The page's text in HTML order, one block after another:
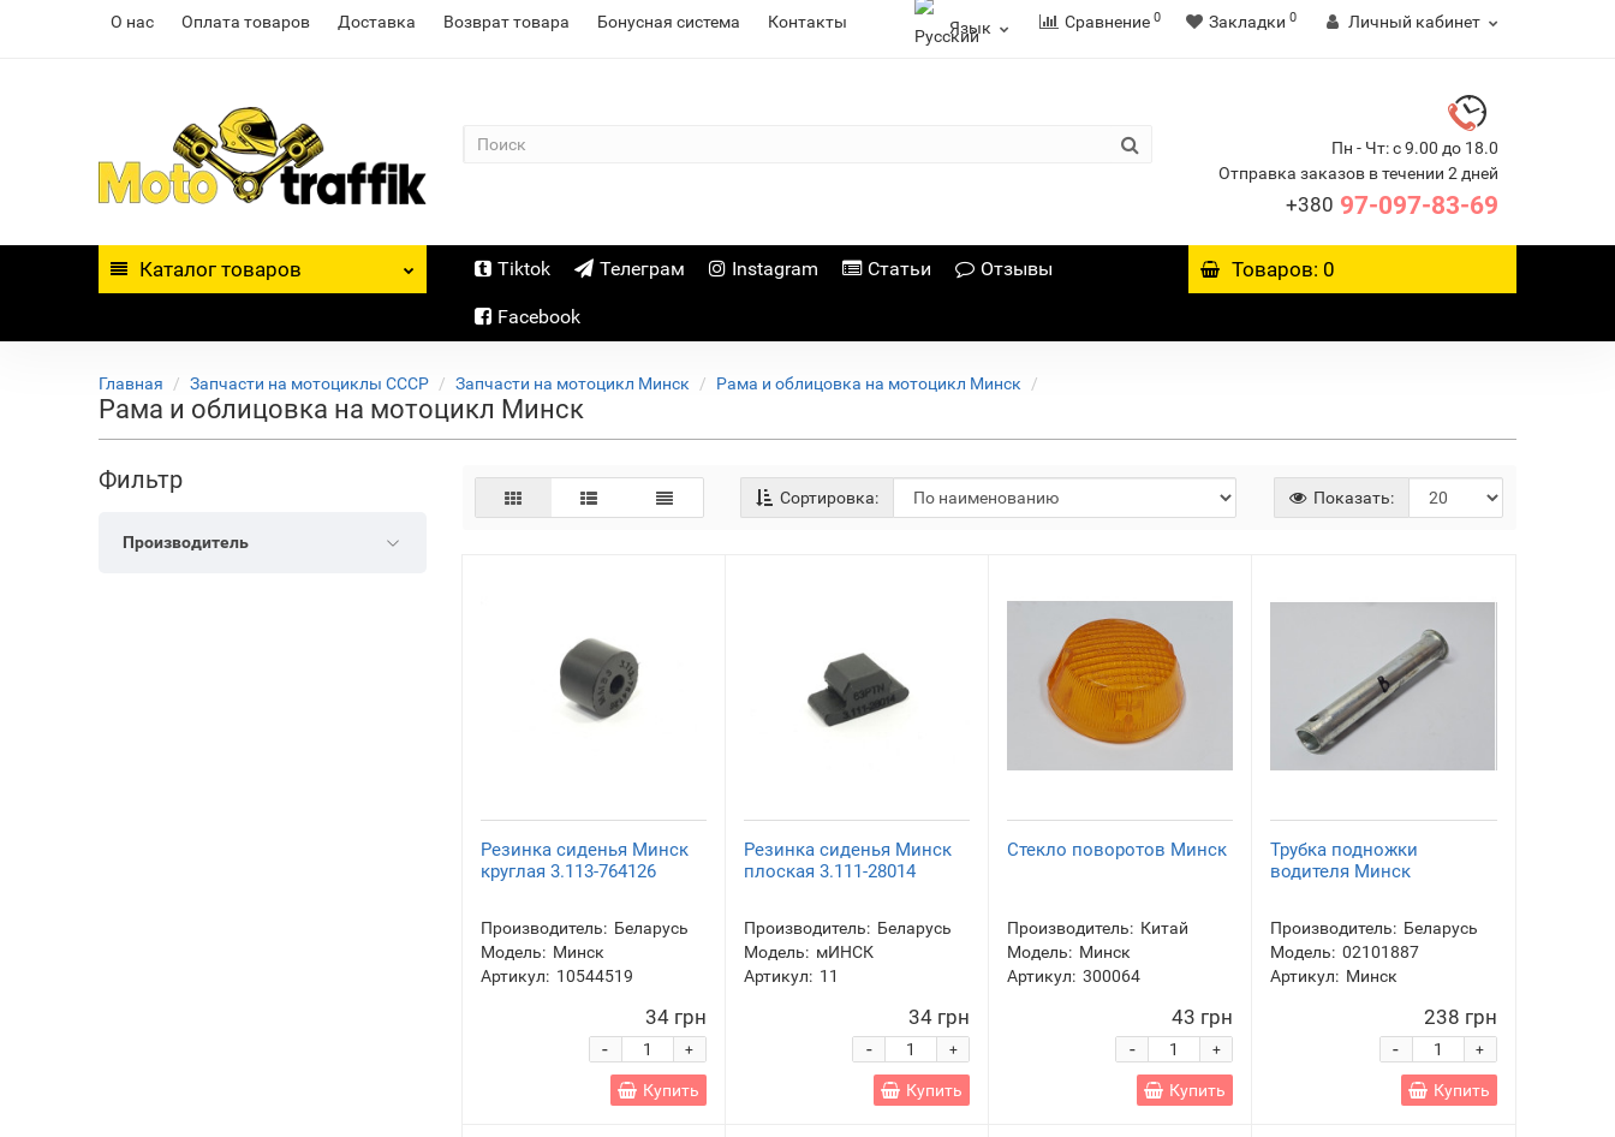
О нас Оплата товаров Доставка Возврат товара Бонусная система Контакты Язык Сравнение 0 Закладки 0 Личный кабинет
Пн - Чт: с 9.00 до 18.0
Отправка заказов в течении 2 дней
+380 97-097-83-69
Каталог товаров Tiktok Телеграм Instagram Статьи Отзывы
Facebook
Товаров: 0
Главная Запчасти на мотоциклы СССР Запчасти на мотоцикл Минск Рама и облицовка на мотоцикл Минск
Рама и облицовка на мотоцикл Минск
Фильтр
Производитель
Сортировка: Показать:
Резинка сиденья Минск
круглая 3.113-764126
Производитель: Беларусь
Модель: Минск
Артикул: 10544519
34 грн
+
-
Купить
Резинка сиденья Минск
плоская 3.111-28014
Производитель: Беларусь
Модель: мИНСК
Артикул: 11
34 грн
+
-
Купить
Стекло поворотов Минск
Производитель: Китай
Модель: Минск
Артикул: 300064
43 грн
+
-
Купить
Трубка подножки
водителя Минск
Производитель: Беларусь
Модель: 02101887
Артикул: Минск
238 грн
+
-
Купить